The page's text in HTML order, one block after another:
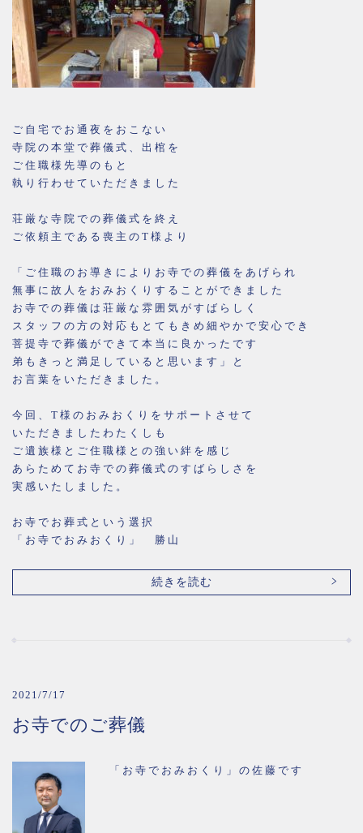
ご自宅でお通夜をおこない
寺院の本堂で葬儀式、出棺を
ご住職様先導のもと
執り行わせていただきました
荘厳な寺院での葬儀式を終え
ご依頼主である喪主のT様より
「ご住職のお導きによりお寺での葬儀をあげられ
無事に故人をおみおくりすることができました
お寺での葬儀は荘厳な雰囲気がすばらしく
スタッフの方の対応もとてもきめ細やかで安心でき
菩提寺で葬儀ができて本当に良かったです
弟もきっと満足していると思います」と
お言葉をいただきました。
今回、T様のおみおくりをサポートさせて
いただきましたわたくしも
ご遺族様とご住職様との強い絆を感じ
あらためてお寺での葬儀式のすばらしさを
実感いたしました。
お寺でお葬式という選択
「お寺でおみおくり」 勝山
続きを読む
2021/7/17
お寺でのご葬儀
「お寺でおみおくり」の佐藤です